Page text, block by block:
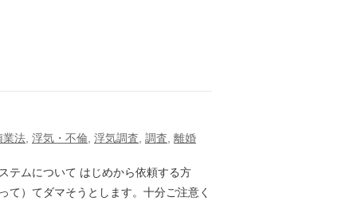
業法 浮気・不倫 浮気調査 調査 離婚
テムについて はじめから依頼する方
て）てダマそうとします。十分ご注意く